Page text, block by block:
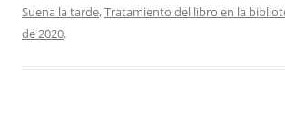
Suena la tarde,Tratamiento del libro en la
de 2020.